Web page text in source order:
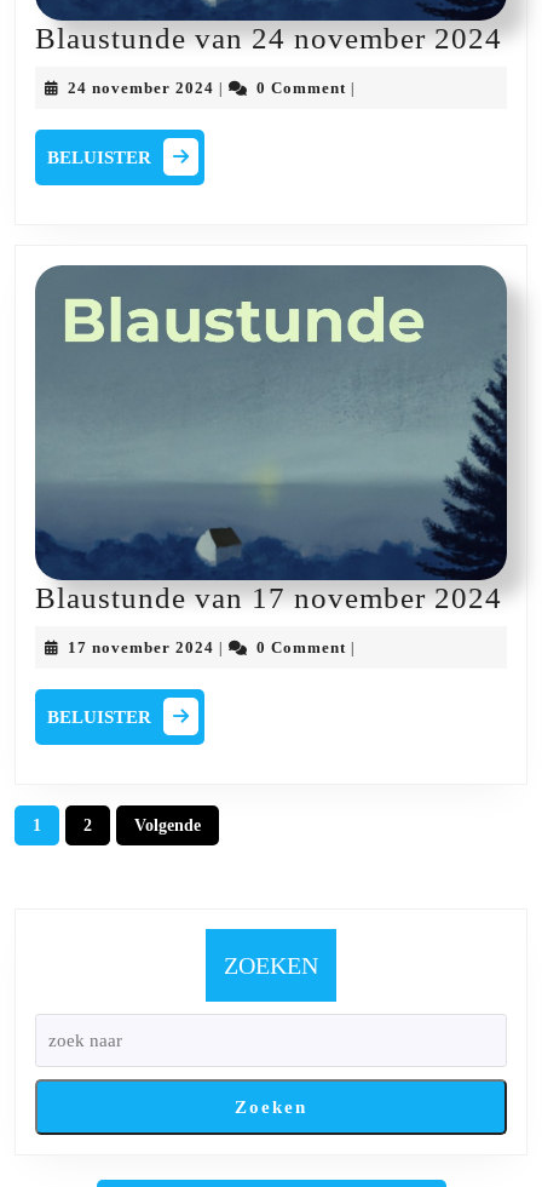
Blaustunde van 24 november 2024
24 november 2024 24
| 0 Comment |
BELUISTER
Blaustunde van 17 november 2024
17 november 2024 17
| 0 Comment |
BELUISTER BELUISTER
Berichten
paginering
1 2 Volgende
ZOEKEN
Zoeken